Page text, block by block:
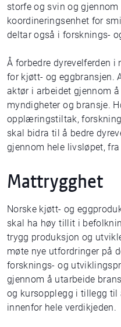
storfe og svin og
koordineringsenhet for
deltar også i forsknings-
Å forbedre dyrevelferden
for kjøtt- og eggbransjen.
aktør i arbeidet gjennom
myndigheter og bransje.
opplæringstiltak,
skal bidra til å bedre
gjennom hele livsløpet,
Mattrygghet
Norske kjøtt- og
skal ha høy tillit i
trygg produksjon og
møte nye utfordringer på
forsknings- og
gjennom å utarbeide
og kursopplegg i tillegg til
innenfor hele verdikjeden.